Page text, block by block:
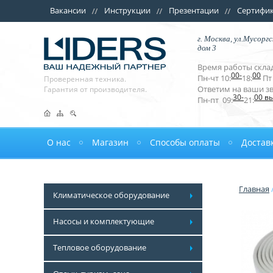
Вакансии Инструкции Презентации
Проверенная техника.
Гарантия от производителя.
г. Москва,
дом 3
Время работы
Пн-чт 10:00-18:00
Ответим на ваши
Пн-пт 09:30-21:00
О нас Магазин Способы оплаты
Климатическое оборудование
Насосы и комплектующие
Тепловое оборудование
Главная